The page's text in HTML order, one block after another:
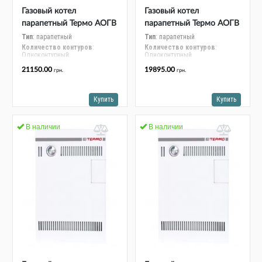
Газовый котел
парапетный Термо АОГВ
16 С
Тип: парапетный
Количество контуров:
Одноконтурный
Номинальная мощность, кВт
15-16
21150.00 грн.
Купить
Газовый котел
парапетный Термо АОГВ
12 С
Тип: парапетный
Количество контуров:
Одноконтурный
Номинальная мощность, кВт
12
19895.00 грн.
Купить
В наличии В наличии